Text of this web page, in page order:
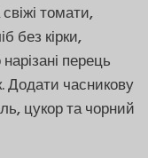
томати,
без кірки,
перець
Додати часникову
цукор та чорний